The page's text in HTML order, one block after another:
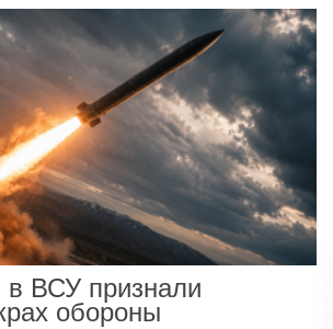
в ВСУ признали
обороны